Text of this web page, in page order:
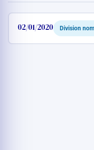
02/01/2020 Division